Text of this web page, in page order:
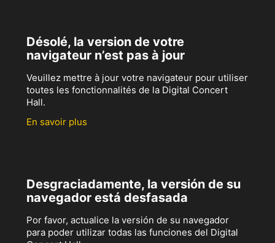
Désolé, la version de votre
navigateur n’est pas à jour
Veuillez mettre à jour votre navigateur pour utiliser
toutes les fonctionnalités de la Digital Concert
Hall.
En savoir plus
Desgraciadamente, la versión de su
navegador está desfasada
Por favor, actualice la versión de su navegador
para poder utilizar todas las funciones del Digital